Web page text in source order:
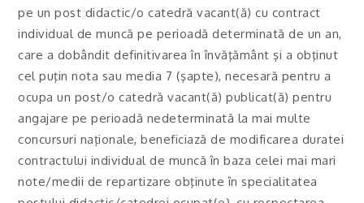
pe un post didactic/o catedră vacant(ă) cu contract
individual de muncă pe perioadă determinată de un an,
care a dobândit definitivarea în învăţământ şi a obţinut
cel puţin nota sau media 7 (şapte), necesară pentru a
ocupa un post/o catedră vacant(ă) publicat(ă) pentru
angajare pe perioadă nedeterminată la mai multe
concursuri naţionale, beneficiază de modificarea duratei
contractului individual de muncă în baza celei mai mari
note/medii de repartizare obţinute în specialitatea